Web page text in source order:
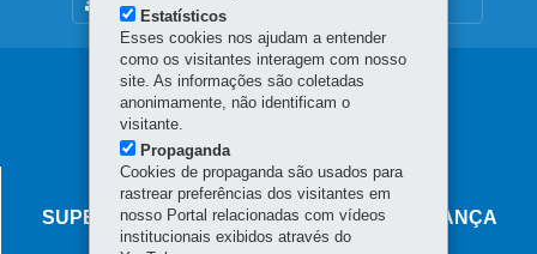
Navegação
principal
AGÊNCIA DO MIGRANTE
SUPERINTENDÊNCIA-GERAL DE GOVERNANÇA
MIGRATÓRIA
Estatísticos
Esses cookies nos ajudam a entender
como os visitantes interagem com nosso
site. As informações são coletadas
anonimamente, não identificam o
visitante.
Propaganda
Cookies de propaganda são usados para
rastrear preferências dos visitantes em
nosso Portal relacionadas com vídeos
institucionais exibidos através do